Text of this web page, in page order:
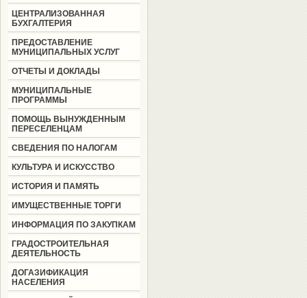
ЦЕНТРАЛИЗОВАННАЯ
БУХГАЛТЕРИЯ
ПРЕДОСТАВЛЕНИЕ
МУНИЦИПАЛЬНЫХ УСЛУГ
ОТЧЕТЫ И ДОКЛАДЫ
МУНИЦИПАЛЬНЫЕ
ПРОГРАММЫ
ПОМОЩЬ ВЫНУЖДЕННЫМ
ПЕРЕСЕЛЕНЦАМ
СВЕДЕНИЯ ПО НАЛОГАМ
КУЛЬТУРА И ИСКУССТВО
ИСТОРИЯ И ПАМЯТЬ
ИМУЩЕСТВЕННЫЕ ТОРГИ
ИНФОРМАЦИЯ ПО ЗАКУПКАМ
ГРАДОСТРОИТЕЛЬНАЯ
ДЕЯТЕЛЬНОСТЬ
ДОГАЗИФИКАЦИЯ
НАСЕЛЕНИЯ